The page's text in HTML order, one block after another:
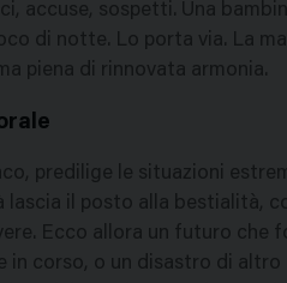
accuse, sospetti. Una
di notte. Lo porta via. La
piena di rinnovata armonia.
predilige le situazioni
lascia il posto alla bestialità,
Ecco allora un futuro che
in corso, o un disastro di